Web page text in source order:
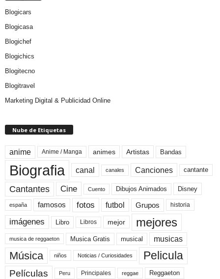
Blogicars
Blogicasa
Blogichef
Blogichics
Blogitecno
Blogitravel
Marketing Digital & Publicidad Online
Nube de Etiquetas
anime Anime / Manga animes Artistas Bandas
Biografia canal canales Canciones cantante
Cantantes Cine Cuento Dibujos Animados Disney
españa famosos fotos futbol Grupos historia
imágenes Libro Libros mejor mejores
musica de reggaeton Musica Gratis musical musicas
Música niños Noticias / Curiosidades Pelicula
Películas Peru Principales reggae Reggaeton